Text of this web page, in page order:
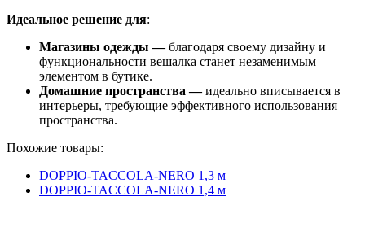
Идеальное решение для:
Магазины одежды —благодаря своему дизайну и
функциональности вешалка станет незаменимым
элементом в бутике.
Домашние пространства —идеально вписывается в
интерьеры, требующие эффективного использования
пространства.
Похожие товары:
DOPPIO-TACCOLA-NERO 1,3 м
DOPPIO-TACCOLA-NERO 1,4 м